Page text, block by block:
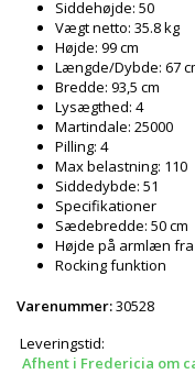
Siddehøjde: 50
Vægt netto: 35.8 kg
Højde: 99 cm
Længde/Dybde: 67
Bredde: 93,5 cm
Lysægthed: 4
Martindale: 25000
Pilling: 4
Max belastning: 110
Siddedybde: 51
Specifikationer
Sædebredde: 50 cm
Højde på armlæn fra
Rocking funktion
Varenummer:30528
Leveringstid:
Afhent i Fredericia om